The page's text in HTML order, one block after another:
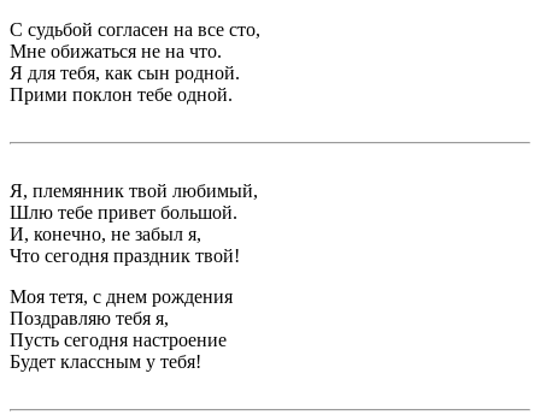
С судьбой согласен на все сто,
Мне обижаться не на что.
Я для тебя, как сын родной.
Прими поклон тебе одной.
Я, племянник твой любимый,
Шлю тебе привет большой.
И, конечно, не забыл я,
Что сегодня праздник твой!
Моя тетя, с днем рождения
Поздравляю тебя я,
Пусть сегодня настроение
Будет классным у тебя!